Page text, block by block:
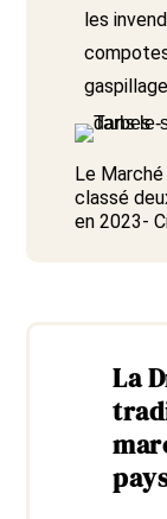
les
Le
classé
en 2023-
La